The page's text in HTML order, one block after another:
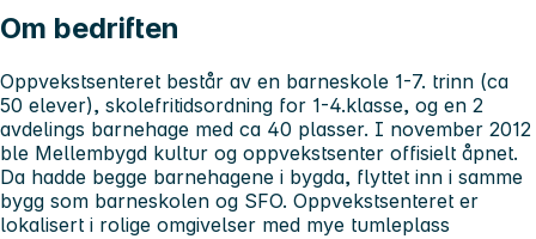
Om bedriften
Oppvekstsenteret består av en barneskole 1-7. trinn (ca
50 elever), skolefritidsordning for 1-4.klasse, og en 2
avdelings barnehage med ca 40 plasser. I november 2012
ble Mellembygd kultur og oppvekstsenter offisielt åpnet.
Da hadde begge barnehagene i bygda, flyttet inn i samme
bygg som barneskolen og SFO. Oppvekstsenteret er
lokalisert i rolige omgivelser med mye tumleplass